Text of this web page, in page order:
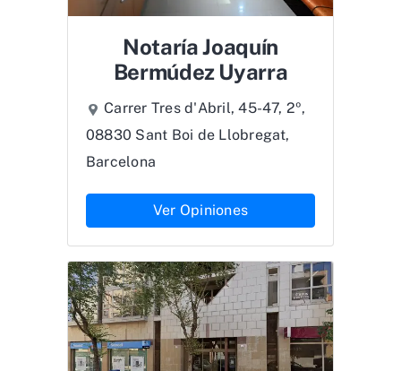
Notaría Joaquín
Bermúdez Uyarra
Carrer Tres d'Abril, 45-47, 2º,
08830 Sant Boi de Llobregat,
Barcelona
Ver Opiniones